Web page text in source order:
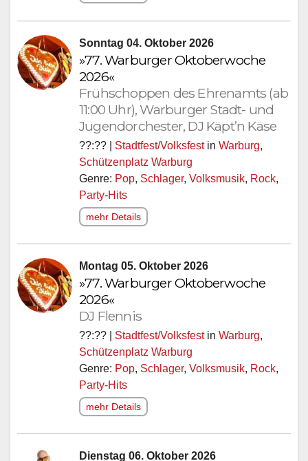
Sonntag 04. Oktober 2026
»77. Warburger Oktoberwoche
2026«
Frühschoppen des Ehrenamts (ab
11:00 Uhr), Warburger Stadt- und
Jugendorchester, DJ Käpt’n Käse
??:?? | Stadtfest/Volksfestin Warburg,
Schützenplatz Warburg
Genre: Pop, Schlager, Volksmusik, Rock,
Party-Hits
mehr Details
Montag 05. Oktober 2026
»77. Warburger Oktoberwoche
2026«
DJ Flennis
??:?? | Stadtfest/Volksfestin Warburg,
Schützenplatz Warburg
Genre: Pop, Schlager, Volksmusik, Rock,
Party-Hits
mehr Details
Dienstag 06. Oktober 2026